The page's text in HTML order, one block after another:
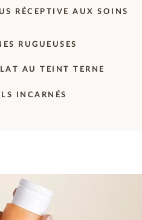
RÉCEPTIVE AUX SOINS
RUGUEUSES
AU TEINT TERNE
INCARNÉS